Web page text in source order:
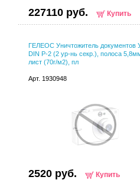
227110 руб. Купить
ГЕЛЕОС Уничтожитель документов
DIN P-2 (2 ур-нь секр.), полоса
лист (70г/м2), пл
Арт. 1930948
2520 руб. Купить